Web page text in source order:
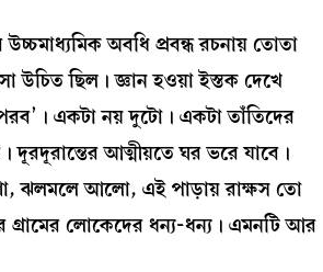
অবধি প্রবন্ধ রচনায় তোতা
উচিত ছিল। জ্ঞান হওয়া ইস্তক দেখে
একটা নয় দুটো। একটা তাঁতিদের
আত্মীয়তে ঘর ভরে যাবে।
ঝলমলে আলো, এই পাড়ায় রাক্ষস তো
লোকেদের ধন্য-ধন্য। এমনটি আর